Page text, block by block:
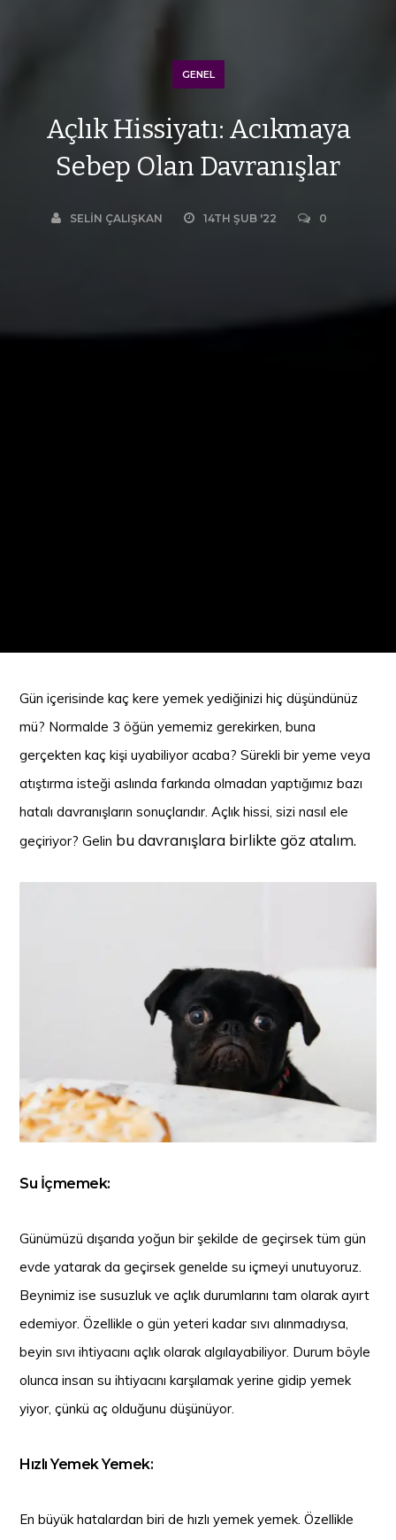
GENEL
Açlık Hissiyatı: Acıkmaya
Sebep Olan Davranışlar
SELIN ÇALIŞKAN 14TH ŞUB '22 0
Gün içerisinde kaç kere yemek yediğinizi hiç düşündünüz
mü? Normalde 3 öğün yememiz gerekirken, buna
gerçekten kaç kişi uyabiliyor acaba? Sürekli bir yeme veya
atıştırma isteği aslında farkında olmadan yaptığımız bazı
hatalı davranışların sonuçlarıdır. Açlık hissi, sizi nasıl ele
geçiriyor? Gelin bu davranışlara birlikte göz atalım.
Su İçmemek:
Günümüzü dışarıda yoğun bir şekilde de geçirsek tüm gün
evde yatarak da geçirsek genelde su içmeyi unutuyoruz.
Beynimiz ise susuzluk ve açlık durumlarını tam olarak ayırt
edemiyor. Özellikle o gün yeteri kadar sıvı alınmadıysa,
beyin sıvı ihtiyacını açlık olarak algılayabiliyor. Durum böyle
olunca insan su ihtiyacını karşılamak yerine gidip yemek
yiyor, çünkü aç olduğunu düşünüyor.
Hızlı Yemek Yemek:
En büyük hatalardan biri de hızlı yemek yemek. Özellikle